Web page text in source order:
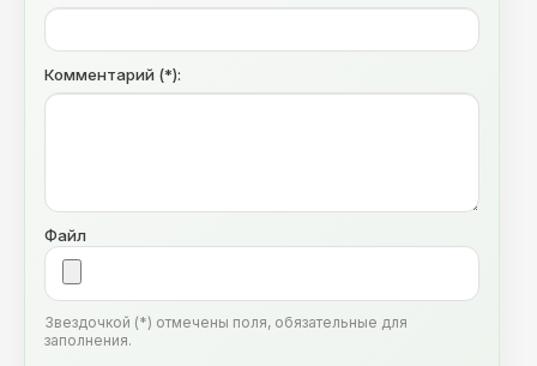
Комментарий (*):
Файл
Звездочкой (*) отмечены поля, обязательные для
заполнения.